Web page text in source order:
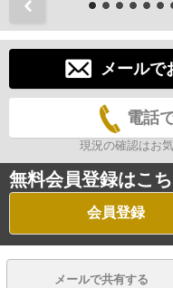
メールで
電話
現況の確認はお
無料会員登録はこ
会員登録
メールで共有する